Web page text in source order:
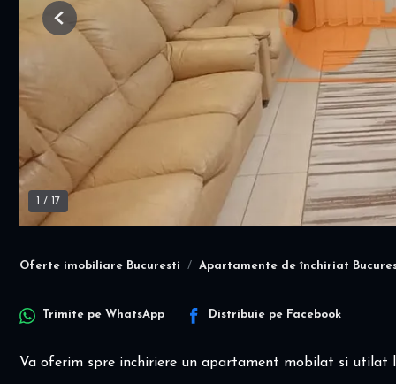
/ 17
Previous
Oferte imobiliare Bucuresti Apartamente de închiriat
Trimite pe WhatsApp Distribuie pe Facebook
Va oferim spre inchiriere un apartament mobilat si utilat